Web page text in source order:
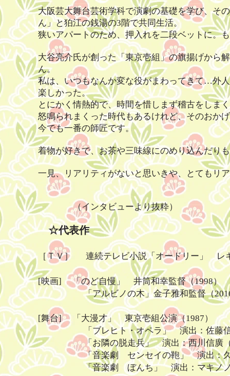
大阪芸大舞台芸術学科で演劇の基礎を学び、そ
ん」と狛江の銭湯の3階で共同生活。
狭いアパートのため、押入れを二段ベットに。
大谷亮介氏が創った「東京壱組」の旗揚げから
ん。
私は、いつもなんか変な役がまわってきて…外人
楽しかった。
とにかく情熱的で、時間を惜しまず稽古をしま
怒鳴られまくった時代もあるけれど、そのおか
今でも一番の師匠です。
着物が好きで、お茶や三味線にのめり込んだり
一見、リアリティがないと思いきや、とてもリ
（インタビューより抜粋）
☆代表作
［ＴＶ］ 連続テレビ小説「オードリー」 レ
[映画] 「のど自慢」 井筒和幸監督（1998）
「アルビノの木」金子雅和監督（
[舞台] 「大漫才」 東京壱組公演（1987）
「ブレヒト・オペラ」 演出：佐藤信
「お隣の脱走兵」 演出：西川信廣（
「音楽劇 センセイの鞄」 演出：久世
「音楽劇 ぼんち」 演出：マキノノゾ